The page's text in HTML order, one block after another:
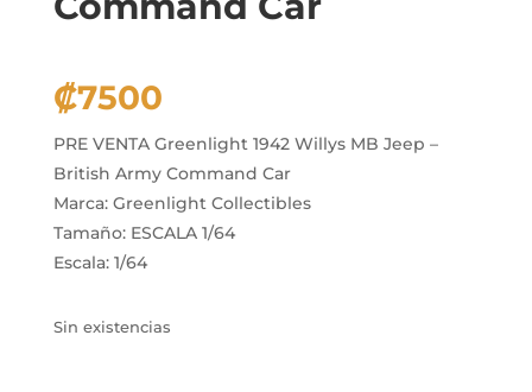
₡7500
PRE VENTA Greenlight 1942 Willys MB Jeep –
British Army Command Car
Marca: Greenlight Collectibles
Tamaño: ESCALA 1/64
Escala: 1/64
Sin existencias